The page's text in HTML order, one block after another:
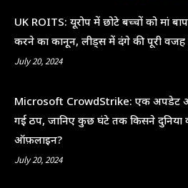
UK ROITS: यूरोप में छोटे बच्चों को मां
करने का कानून, लीड्स में दंगे की पूरी वजह
July 20, 2024
Microsoft CrowdStrike: एक अपडेट
गई ठप, जानिए कुछ घंटे तक किसने दुनिया
ऑफ़लाइन?
July 20, 2024